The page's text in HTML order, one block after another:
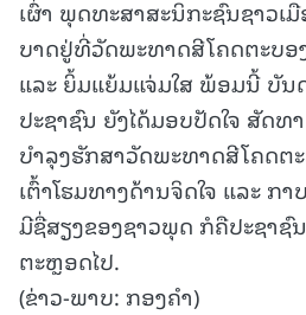
ເຜົ່າ ພຸດທະສາສະນິກະຊົນຊາວເ
ບາດຢູ່ທີ່ວັດພະທາດສີໂຄດຕະບອ
ແລະ ຍິ້ມແຍ້ມແຈ່ມໃສ ພ້ອມນີ້ ບັ
ປະຊາຊົນ ຍັງໄດ້ມອບປັດໃຈ ສັດທ
ບຳລຸງຮັກສາວັດພະທາດສີໂຄດຕ
ເຕົ້າໂຮມທາງດ້ານຈິດໃຈ ແລະ ກ
ມີຊື່ສຽງຂອງຊາວພຸດ ກໍຄືປະຊາຊົ
ຕະຫຼອດໄປ.
(ຂ່າວ-ພາບ: ກອງຄໍາ)